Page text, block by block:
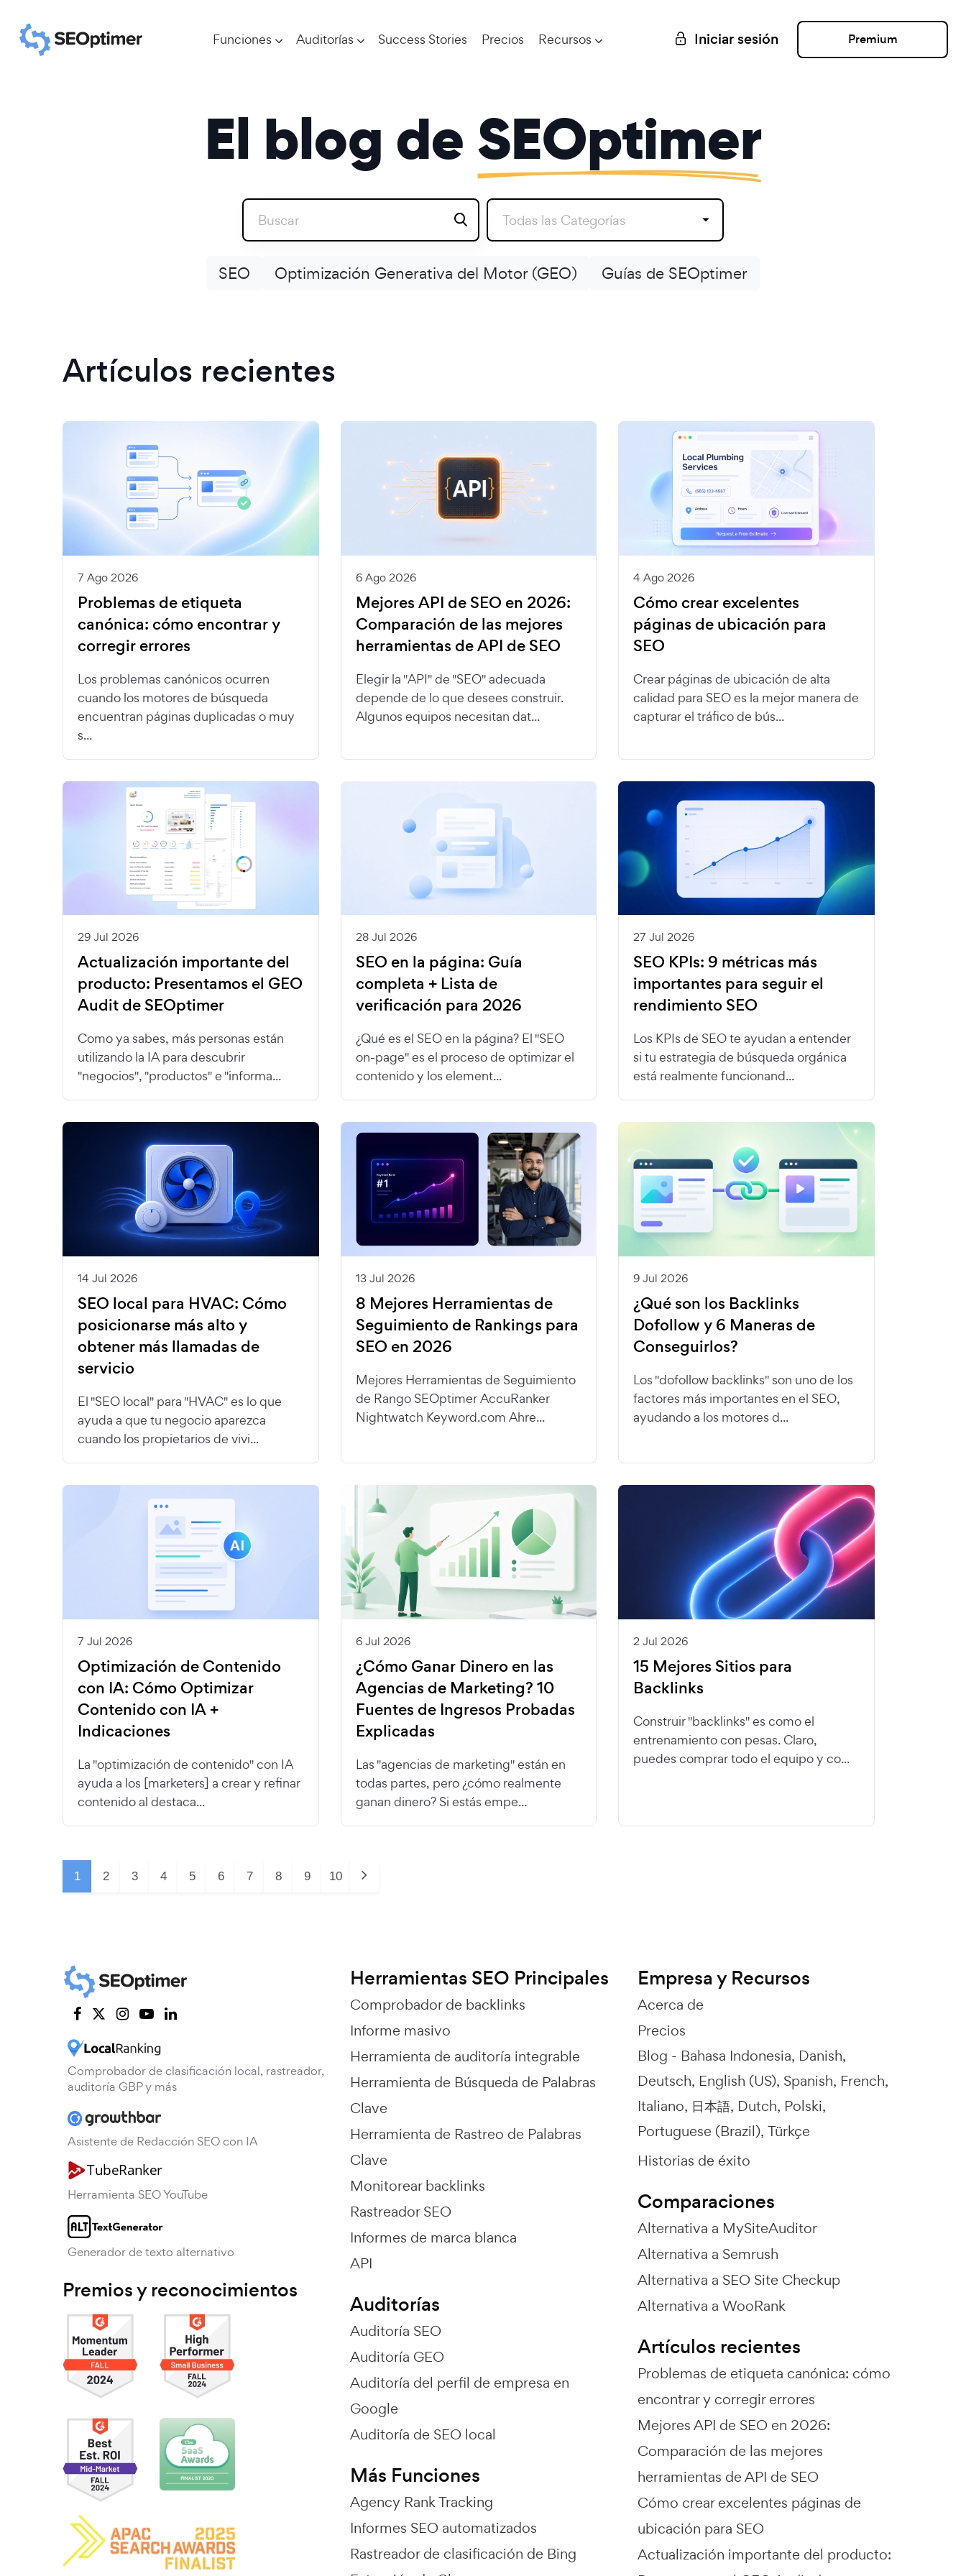
Funciones Auditorías Success Stories Precios Recursos Iniciar sesión Premium
El blog de SEOptimer
Todas las Categorías
SEO Optimización Generativa del Motor (GEO) Guías de SEOptimer
Artículos recientes
7 Ago 2026
Problemas de etiqueta
canónica: cómo encontrar y
corregir errores
Los problemas canónicos ocurren
cuando los motores de búsqueda
encuentran páginas duplicadas o muy
s...
6 Ago 2026
Mejores API de SEO en 2026:
Comparación de las mejores
herramientas de API de SEO
Elegir la "API" de "SEO" adecuada
depende de lo que desees construir.
Algunos equipos necesitan dat...
4 Ago 2026
Cómo crear excelentes
páginas de ubicación para
SEO
Crear páginas de ubicación de alta
calidad para SEO es la mejor manera de
capturar el tráfico de bús...
29 Jul 2026
Actualización importante del
producto: Presentamos el GEO
Audit de SEOptimer
Como ya sabes, más personas están
utilizando la IA para descubrir
"negocios", "productos" e "informa...
28 Jul 2026
SEO en la página: Guía
completa + Lista de
verificación para 2026
¿Qué es el SEO en la página? El "SEO
on-page" es el proceso de optimizar el
contenido y los element...
27 Jul 2026
SEO KPIs: 9 métricas más
importantes para seguir el
rendimiento SEO
Los KPIs de SEO te ayudan a entender
si tu estrategia de búsqueda orgánica
está realmente funcionand...
14 Jul 2026
SEO local para HVAC: Cómo
posicionarse más alto y
obtener más llamadas de
servicio
El "SEO local" para "HVAC" es lo que
ayuda a que tu negocio aparezca
cuando los propietarios de vivi...
13 Jul 2026
8 Mejores Herramientas de
Seguimiento de Rankings para
SEO en 2026
Mejores Herramientas de Seguimiento
de Rango SEOptimer AccuRanker
Nightwatch Keyword.com Ahre...
9 Jul 2026
¿Qué son los Backlinks
Dofollow y 6 Maneras de
Conseguirlos?
Los "dofollow backlinks" son uno de los
factores más importantes en el SEO,
ayudando a los motores d...
7 Jul 2026
Optimización de Contenido
con IA: Cómo Optimizar
Contenido con IA +
Indicaciones
La "optimización de contenido" con IA
ayuda a los [marketers] a crear y refinar
contenido al destaca...
6 Jul 2026
¿Cómo Ganar Dinero en las
Agencias de Marketing? 10
Fuentes de Ingresos Probadas
Explicadas
Las "agencias de marketing" están en
todas partes, pero ¿cómo realmente
ganan dinero? Si estás empe...
2 Jul 2026
15 Mejores Sitios para
Backlinks
Construir "backlinks" es como el
entrenamiento con pesas. Claro,
puedes comprar todo el equipo y co...
1 2 3 4 5 6 7 8 9 10
Comprobador de clasificación local, rastreador,
auditoría GBP y más
Asistente de Redacción SEO con IA
Herramienta SEO YouTube
Generador de texto alternativo
Premios y reconocimientos
Herramientas SEO Principales
Comprobador de backlinks
Informe masivo
Herramienta de auditoría integrable
Herramienta de Búsqueda de Palabras
Clave
Herramienta de Rastreo de Palabras
Clave
Monitorear backlinks
Rastreador SEO
Informes de marca blanca
API
Auditorías
Auditoría SEO
Auditoría GEO
Auditoría del perfil de empresa en
Google
Auditoría de SEO local
Más Funciones
Agency Rank Tracking
Informes SEO automatizados
Rastreador de clasificación de Bing
Empresa y Recursos
Acerca de
Precios
Blog - Bahasa Indonesia Danish
Deutsch English (US) Spanish French
Italiano 日本語 Dutch Polski
Portuguese (Brazil) Türkçe
Historias de éxito
Comparaciones
Alternativa a MySiteAuditor
Alternativa a Semrush
Alternativa a SEO Site Checkup
Alternativa a WooRank
Artículos recientes
Problemas de etiqueta canónica: cómo
encontrar y corregir errores
Mejores API de SEO en 2026:
Comparación de las mejores
herramientas de API de SEO
Cómo crear excelentes páginas de
ubicación para SEO
Actualización importante del producto: